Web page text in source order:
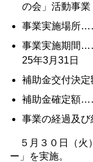
の会」活動事業
事業実施場
事業実施期間
25年3月31日
補助金交付決
補助金確定
事業の経過及
５月３０日（火
ー」を実施。